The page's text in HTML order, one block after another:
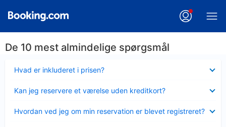
De 10 mest almindelige spørgsmål
Hvad er inkluderet i prisen?
Kan jeg reservere et værelse uden kreditkort?
Hvordan ved jeg om min reservation er blevet registreret?